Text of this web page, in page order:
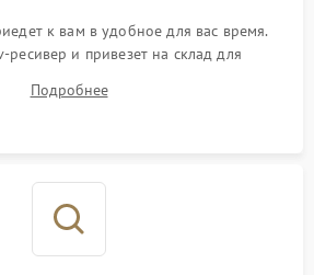
к вам в удобное для вас время.
ресивер и привезет на склад для
Подробнее